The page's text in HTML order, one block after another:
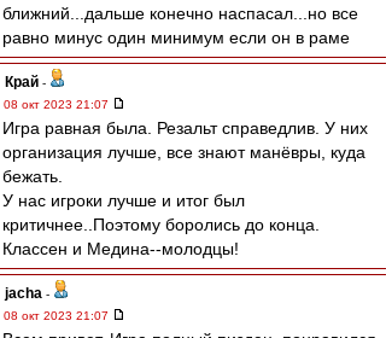
ближний...дальше конечно наспасал...но все
равно минус один минимум если он в раме
Край -
08 окт 2023 21:07
Игра равная была. Резальт справедлив. У них
организация лучше, все знают манёвры, куда
бежать.
У нас игроки лучше и итог был
критичнее..Поэтому боролись до конца.
Классен и Медина--молодцы!
jacha -
08 окт 2023 21:07